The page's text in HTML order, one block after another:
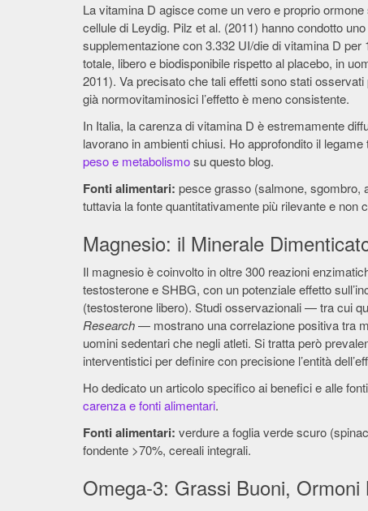
La vitamina D agisce come un vero e proprio
cellule di Leydig. Pilz et al. (2011) hanno condotto
supplementazione con 3.332 UI/die di vitamina D
totale, libero e biodisponibile rispetto al placebo, in
2011). Va precisato che tali effetti sono stati
già normovitaminosici l’effetto è meno consistente.
In Italia, la carenza di vitamina D è estremamente
lavorano in ambienti chiusi. Ho approfondito il
peso e metabolismosu questo blog.
Fonti alimentari: pesce grasso (salmone, sgombro,
tuttavia la fonte quantitativamente più rilevante e non
Magnesio: il Minerale
Il magnesio è coinvolto in oltre 300 reazioni
testosterone e SHBG, con un potenziale effetto
(testosterone libero). Studi osservazionali — tra cui
Research— mostrano una correlazione positiva tra
uomini sedentari che negli atleti. Si tratta però
interventistici per definire con precisione l’entità
Ho dedicato un articolo specifico ai benefici e alle
carenza e fonti alimentari.
Fonti alimentari: verdure a foglia verde scuro
fondente >70%, cereali integrali.
Omega-3: Grassi Buoni, Ormoni